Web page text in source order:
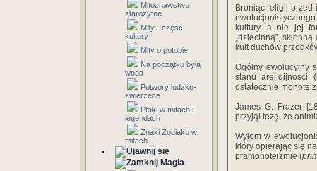
Mitoznawstwo
starożytne
Mity - część
kultury
Mity o potopie
Na początku była
woda
Potwory ludzko-
zwierzęce
Ptaki w mitach i
legendach
Znaki Zodiaku w
mitach
Magia
Broniąc religii przed
kultury, a nie jej
„dziecinną”,
kult duchów
Ogólny ewolucyjny
stanu areligijności
ostatecznie
James G. Frazer
przyjął tezę, że
Wyłom w
który opierając się
pramonoteizmie (